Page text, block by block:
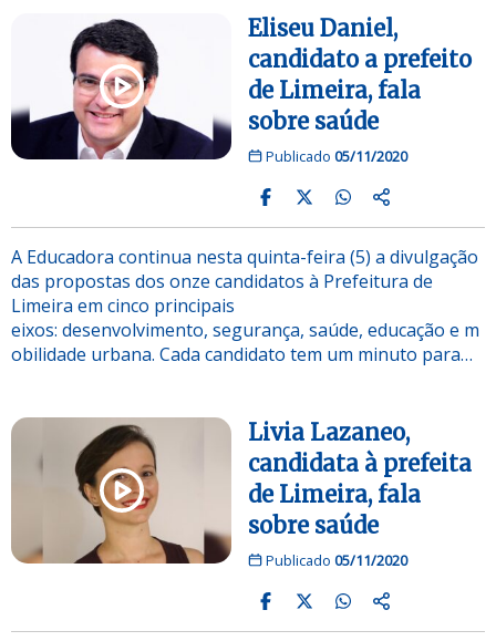
Eliseu Daniel,
candidato a prefeito
de Limeira, fala
sobre saúde
Publicado 05/11/2020
A Educadora continua nesta quinta-feira (5) a divulgação
das propostas dos onze candidatos à Prefeitura de
Limeira em cinco principais
eixos: desenvolvimento, segurança, saúde, educação e m
obilidade urbana. Cada candidato tem um minuto para…
Livia Lazaneo,
candidata à prefeita
de Limeira, fala
sobre saúde
Publicado 05/11/2020